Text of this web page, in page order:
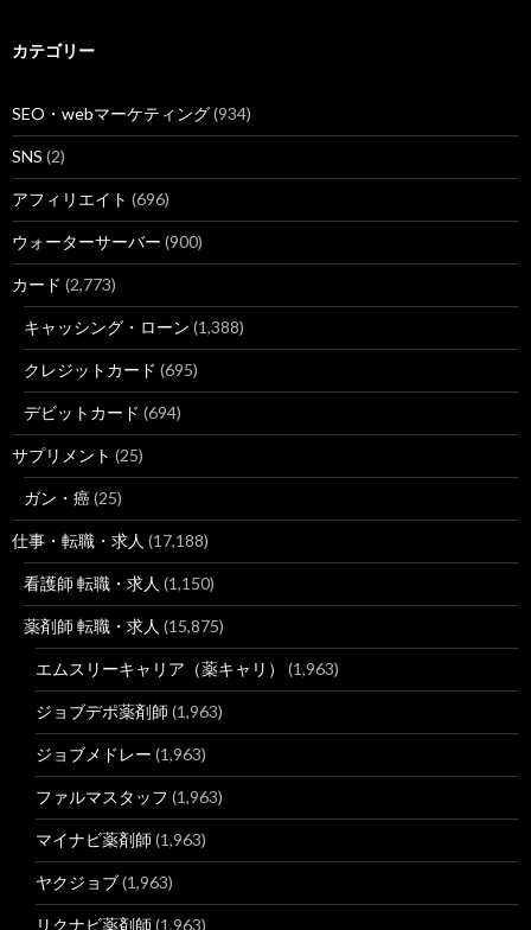
カテゴリー
SEO・webマーケティング(934)
SNS (2)
アフィリエイト (696)
ウォーターサーバー (900)
カード (2,773)
キャッシング・ローン (1,388)
クレジットカード (695)
デビットカード (694)
サプリメント (25)
ガン・癌(25)
仕事・転職・求人 (17,188)
看護師 転職・求人 (1,150)
薬剤師 転職・求人 (15,875)
エムスリーキャリア（薬キャリ） (1,963)
ジョブデポ薬剤師 (1,963)
ジョブメドレー (1,963)
ファルマスタッフ (1,963)
マイナビ薬剤師 (1,963)
ヤクジョブ(1,963)
リクナビ薬剤師 (1,963)